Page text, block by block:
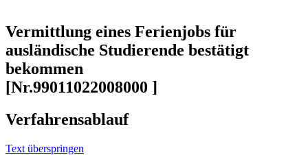
Vermittlung eines Ferienjobs für
ausländische Studierende bestätigt
bekommen
[Nr.99011022008000 ]
Verfahrensablauf
Text überspringen